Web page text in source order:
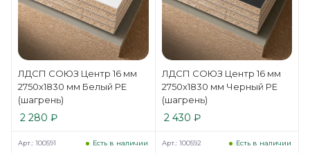
ЛДСП СОЮЗ Центр 16 мм
2750x1830 мм Белый РЕ
(шагрень)
2 280 ₽
ЛДСП СОЮЗ Центр 16 мм
2750x1830 мм Черный РЕ
(шагрень)
2 430 ₽
Есть в наличии
Арт.: 100591 Есть в наличии
Арт.: 100592